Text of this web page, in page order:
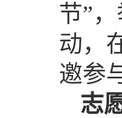
节”
动，
邀参
志